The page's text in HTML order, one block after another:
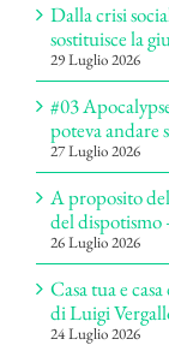
Dalla crisi
sostituisce la
29 Luglio 2026
#03
poteva andare
27 Luglio 2026
A proposito
del dispotismo
26 Luglio 2026
Casa tua e
di Luigi
24 Luglio 2026